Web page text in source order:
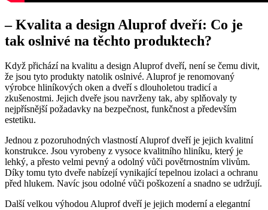
– Kvalita a design Aluprof dveří: Co je
tak oslnivé na těchto produktech?
Když přichází na kvalitu a design Aluprof dveří, není se čemu divit,
že jsou tyto produkty natolik oslnivé. Aluprof je renomovaný
výrobce hliníkových oken a dveří s dlouholetou tradicí a
zkušenostmi. Jejich dveře jsou navrženy tak, aby splňovaly ty
nejpřísnější požadavky na bezpečnost, funkčnost a především
estetiku.
Jednou z pozoruhodných vlastností Aluprof dveří je jejich kvalitní
konstrukce. Jsou vyrobeny z vysoce kvalitního hliníku, který je
lehký, a přesto velmi pevný a odolný vůči povětrnostním vlivům.
Díky tomu tyto dveře nabízejí vynikající tepelnou izolaci a ochranu
před hlukem. Navíc jsou odolné vůči poškození a snadno se udržují.
Další velkou výhodou Aluprof dveří je jejich moderní a elegantní